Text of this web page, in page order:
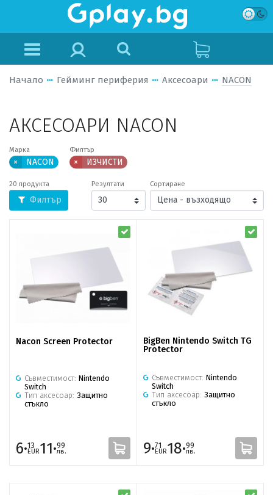
Начало Гейминг периферия Аксесоари NACON
АКСЕСОАРИ NACON
Марка
× NACON
Филтър
× ИЗЧИСТИ
20 продукта
Филтър
Резултати Сортиране
Nacon Screen Protector
Съвместимост: Nintendo
Switch
Тип аксесоар: Защитно
стъкло
6·13
EUR11·99
лв.
BigBen Nintendo Switch TG
Protector
Съвместимост: Nintendo
Switch
Тип аксесоар: Защитно
стъкло
9·71
EUR18·99
лв.